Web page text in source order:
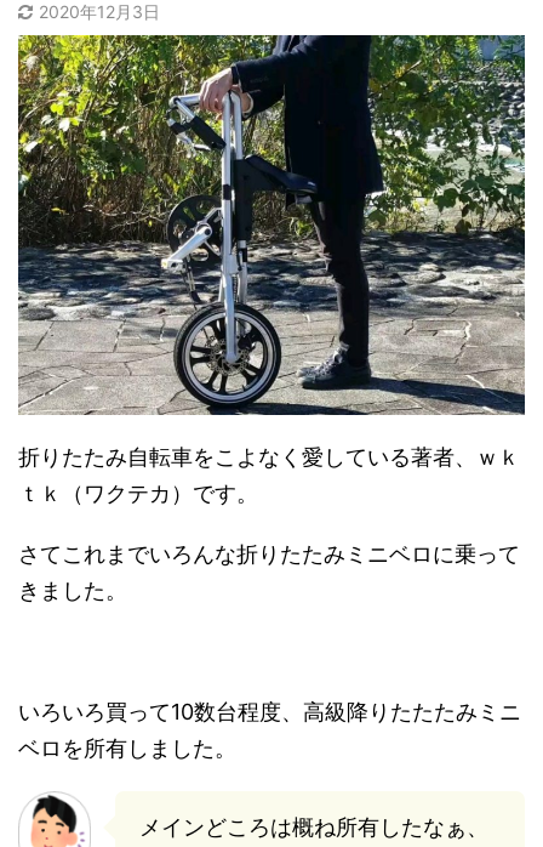
共有:
ク
リ
ッ
ク
し
て
T
w
i
t
t
e
r
で
共
有
(
新
し
い
ウ
ィ
ン
ド
ウ
で
き
ま
)
F
a
c
e
b
o
o
k
で
共
有
す
る
に
は
ク
リ
ッ
ク
し
て
く
だ
さ
い
(
し
い
ィ
ン
で
開
2020年12月3日
折りたたみ自転車をこよなく愛している著者、ｗｋ
ｔｋ（ワクテカ）です。
さてこれまでいろんな折りたたみミニベロに乗って
きました。
いろいろ買って10数台程度、高級降りたたたみミニ
ベロを所有しました。
メインどころは概ね所有したなぁ、